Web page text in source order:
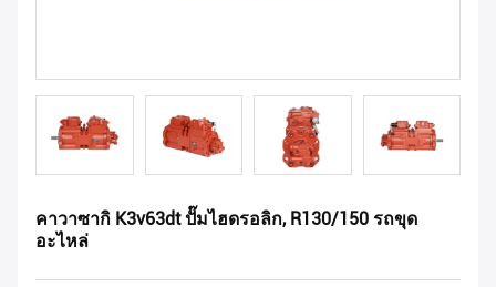
คาวาซากิ K3v63dt ปั๊มไฮดรอลิก, R130/150 รถขุด
อะไหล่